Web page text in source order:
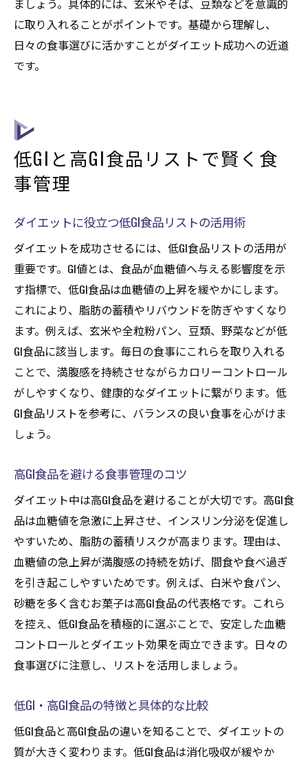
ましょう。具体的には、玄米やそば、豆類などを意識的
に取り入れることがポイントです。基礎から理解し、
日々の食事選びに活かすことがダイエット成功への近道
です。
低GIと高GI食品リストで賢く食
事管理
ダイエットに役立つ低GI食品リストの活用術
ダイエットを成功させるには、低GI食品リストの活用が
重要です。GI値とは、食品が血糖値へ与える影響度を示
す指標で、低GI食品は血糖値の上昇を緩やかにします。
これにより、脂肪の蓄積やリバウンドを防ぎやすくなり
ます。例えば、玄米や全粒粉パン、豆類、野菜などが低
GI食品に該当します。毎日の食事にこれらを取り入れる
ことで、満腹感を持続させながらカロリーコントロール
がしやすくなり、健康的なダイエットに繋がります。低
GI食品リストを参考に、バランスの良い食事を心がけま
しょう。
高GI食品を避ける食事管理のコツ
ダイエット中は高GI食品を避けることが大切です。高GI食
品は血糖値を急激に上昇させ、インスリン分泌を促進し
やすいため、脂肪の蓄積リスクが高まります。理由は、
血糖値の急上昇が満腹感の持続を妨げ、間食や食べ過ぎ
を引き起こしやすいためです。例えば、白米や食パン、
砂糖を多く含むお菓子は高GI食品の代表格です。これら
を控え、低GI食品を積極的に選ぶことで、安定した血糖
コントロールとダイエット効果を両立できます。日々の
食事選びに注意し、リストを活用しましょう。
低GI・高GI食品の特徴と具体的な比較
低GI食品と高GI食品の違いを知ることで、ダイエットの
質が大きく変わります。低GI食品は消化吸収が緩やか